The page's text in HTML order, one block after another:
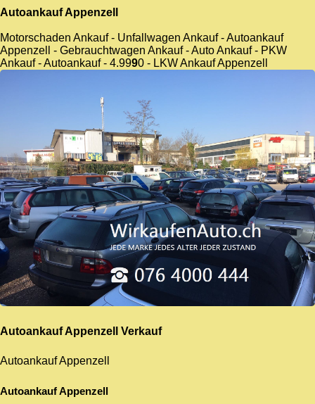
Autoankauf Appenzell
Motorschaden Ankauf - Unfallwagen Ankauf - Autoankauf
Appenzell - Gebrauchtwagen Ankauf - Auto Ankauf - PKW
Ankauf - Autoankauf - 4.9990 - LKW Ankauf Appenzell
Autoankauf Appenzell Verkauf
Autoankauf Appenzell
Autoankauf Appenzell